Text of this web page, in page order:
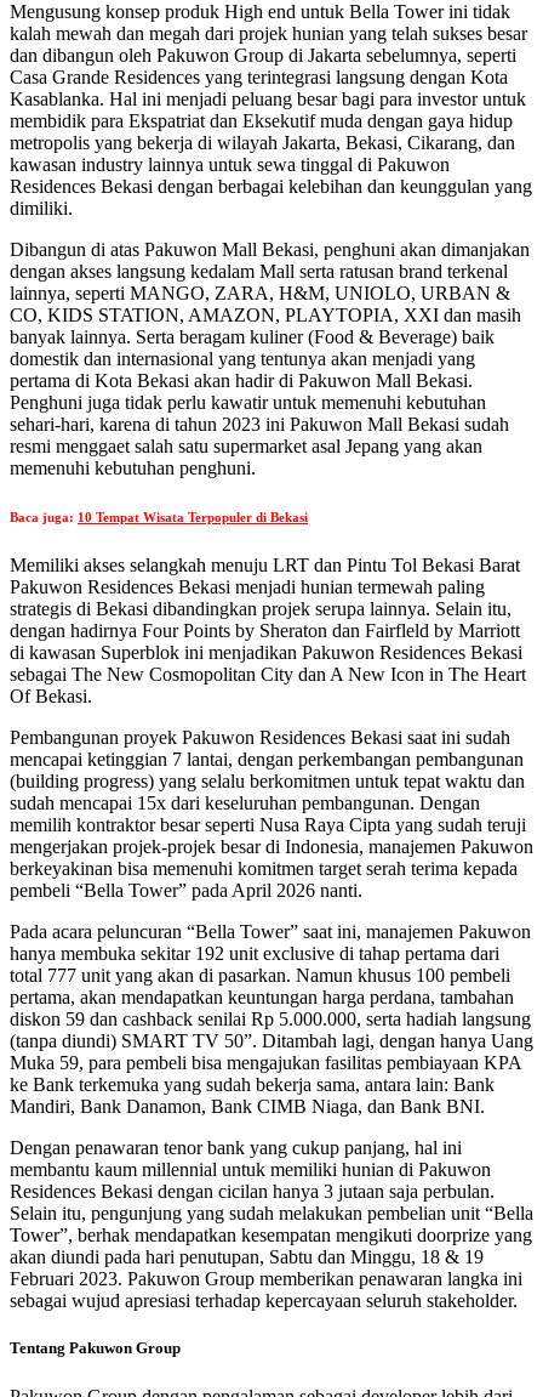
Mengusung konsep produk High end untuk Bella Tower ini tidak
kalah mewah dan megah dari projek hunian yang telah sukses besar
dan dibangun oleh Pakuwon Group di Jakarta sebelumnya, seperti
Casa Grande Residences yang terintegrasi langsung dengan Kota
Kasablanka. Hal ini menjadi peluang besar bagi para investor untuk
membidik para Ekspatriat dan Eksekutif muda dengan gaya hidup
metropolis yang bekerja di wilayah Jakarta, Bekasi, Cikarang, dan
kawasan industry lainnya untuk sewa tinggal di Pakuwon
Residences Bekasi dengan berbagai kelebihan dan keunggulan yang
dimiliki.
Dibangun di atas Pakuwon Mall Bekasi, penghuni akan dimanjakan
dengan akses langsung kedalam Mall serta ratusan brand terkenal
lainnya, seperti MANGO, ZARA, H&M, UNIOLO, URBAN &
CO, KIDS STATION, AMAZON, PLAYTOPIA, XXI dan masih
banyak lainnya. Serta beragam kuliner (Food & Beverage) baik
domestik dan internasional yang tentunya akan menjadi yang
pertama di Kota Bekasi akan hadir di Pakuwon Mall Bekasi.
Penghuni juga tidak perlu kawatir untuk memenuhi kebutuhan
sehari-hari, karena di tahun 2023 ini Pakuwon Mall Bekasi sudah
resmi menggaet salah satu supermarket asal Jepang yang akan
memenuhi kebutuhan penghuni.
Baca juga: 10 Tempat Wisata Terpopuler di Bekasi
Memiliki akses selangkah menuju LRT dan Pintu Tol Bekasi Barat
Pakuwon Residences Bekasi menjadi hunian termewah paling
strategis di Bekasi dibandingkan projek serupa lainnya. Selain itu,
dengan hadirnya Four Points by Sheraton dan Fairfleld by Marriott
di kawasan Superblok ini menjadikan Pakuwon Residences Bekasi
sebagai The New Cosmopolitan City dan A New Icon in The Heart
Of Bekasi.
Pembangunan proyek Pakuwon Residences Bekasi saat ini sudah
mencapai ketinggian 7 lantai, dengan perkembangan pembangunan
(building progress) yang selalu berkomitmen untuk tepat waktu dan
sudah mencapai 15x dari keseluruhan pembangunan. Dengan
memilih kontraktor besar seperti Nusa Raya Cipta yang sudah teruji
mengerjakan projek-projek besar di Indonesia, manajemen Pakuwon
berkeyakinan bisa memenuhi komitmen target serah terima kepada
pembeli “Bella Tower” pada April 2026 nanti.
Pada acara peluncuran “Bella Tower” saat ini, manajemen Pakuwon
hanya membuka sekitar 192 unit exclusive di tahap pertama dari
total 777 unit yang akan di pasarkan. Namun khusus 100 pembeli
pertama, akan mendapatkan keuntungan harga perdana, tambahan
diskon 59 dan cashback senilai Rp 5.000.000, serta hadiah langsung
(tanpa diundi) SMART TV 50”. Ditambah lagi, dengan hanya Uang
Muka 59, para pembeli bisa mengajukan fasilitas pembiayaan KPA
ke Bank terkemuka yang sudah bekerja sama, antara lain: Bank
Mandiri, Bank Danamon, Bank CIMB Niaga, dan Bank BNI.
Dengan penawaran tenor bank yang cukup panjang, hal ini
membantu kaum millennial untuk memiliki hunian di Pakuwon
Residences Bekasi dengan cicilan hanya 3 jutaan saja perbulan.
Selain itu, pengunjung yang sudah melakukan pembelian unit “Bella
Tower”, berhak mendapatkan kesempatan mengikuti doorprize yang
akan diundi pada hari penutupan, Sabtu dan Minggu, 18 & 19
Februari 2023. Pakuwon Group memberikan penawaran langka ini
sebagai wujud apresiasi terhadap kepercayaan seluruh stakeholder.
Tentang Pakuwon Group